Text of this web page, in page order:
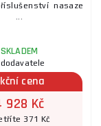
nasaze
...
SKLADEM
cena
928 Kč
371 Kč